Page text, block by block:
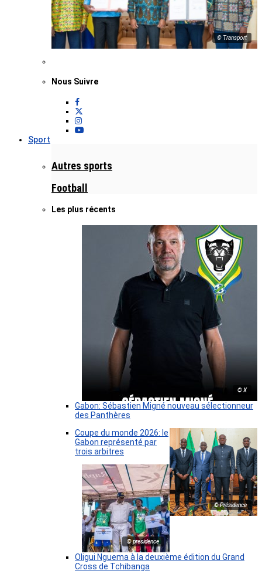
© Transport
Nous Suivre
Sport
Autres sports
Football
Les plus récents
© X
Gabon: Sébastien Migné nouveau sélectionneur
des Panthères
© Présidence
Coupe du monde 2026: le
Gabon représenté par
trois arbitres
© presidence
Oligui Nguema à la deuxième édition du Grand
Cross de Tchibanga